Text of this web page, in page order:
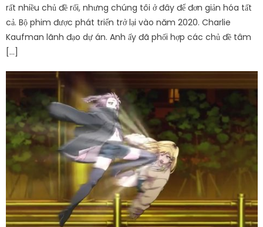
rất nhiều chủ đề rối, nhưng chúng tôi ở đây để đơn giản hóa tất
cả. Bộ phim được phát triển trở lại vào năm 2020. Charlie
Kaufman lãnh đạo dự án. Anh ấy đã phối hợp các chủ đề tâm
[…]